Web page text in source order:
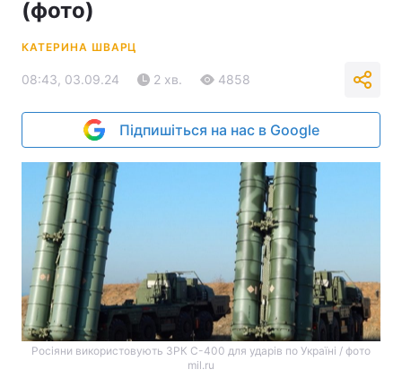
(фото)
КАТЕРИНА ШВАРЦ
08:43, 03.09.24 2 хв. 4858
Підпишіться на нас в Google
Росіяни використовують ЗРК С-400 для ударів по Україні / фото
mil.ru